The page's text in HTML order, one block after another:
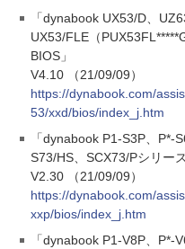
「dynabook UX53/D、
UX53/FLE（
BIOS」
V4.10 （21/09/09）
https://dynabook.com/
53/xxd/bios/index_j.htm
「dynabook P1-S3P、P*-
S73/HS、SCX73/Pシリー
V2.30 （21/09/09）
https://dynabook.com/
xxp/bios/index_j.htm
「dynabook P1-V8P、P*-